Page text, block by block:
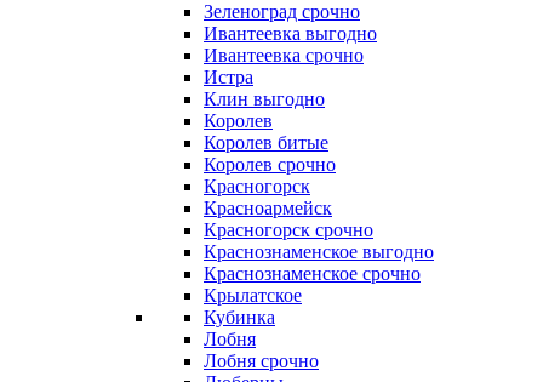
Зеленоград срочно
Ивантеевка выгодно
Ивантеевка срочно
Истра
Клин выгодно
Королев
Королев битые
Королев срочно
Красногорск
Красноармейск
Красногорск срочно
Краснознаменское выгодно
Краснознаменское срочно
Крылатское
Кубинка
Лобня
Лобня срочно